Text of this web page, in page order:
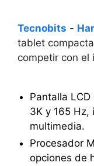
Tecnobits -
tablet
competir con el
Pantalla
3K y 165 Hz,
multimedia.
Procesador
opciones de